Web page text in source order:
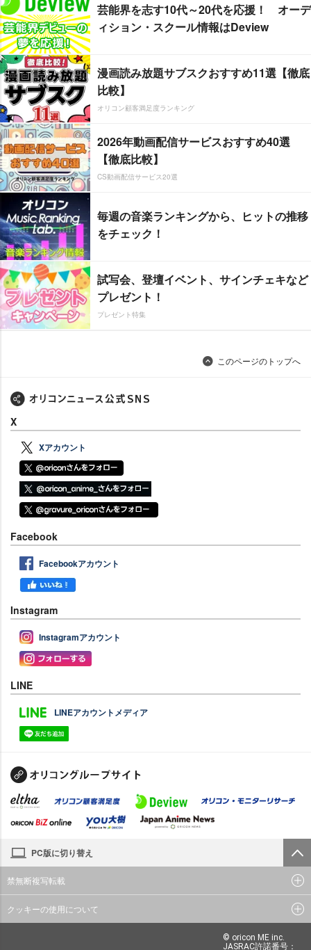
芸能界を志す10代～20代を応援！ オーデ
ィション・スクール情報はDeview
漫画読み放題サブスクおすすめ11選【徹底
比較】
オリコン顧客満足度ランキング
2026年動画配信サービスおすすめ40選
【徹底比較】
CS動画配信サービス20選
毎週の音楽ランキングから、ヒットの推移
をチェック！
試写会、登壇イベント、サインチェキなど
プレゼント！
プレゼント特集
このページのトップへ
X
Xアカウント
Facebook
Facebookアカウント
Instagram
Instagramアカウント
LINE
LINEアカウントメディア
PC版に切り替え
禁無断複写転載
クッキーの使用について
© oricon ME inc.
JASRAC許諾番号：